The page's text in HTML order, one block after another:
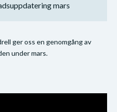
mars
ger oss en genomgång av
under mars.